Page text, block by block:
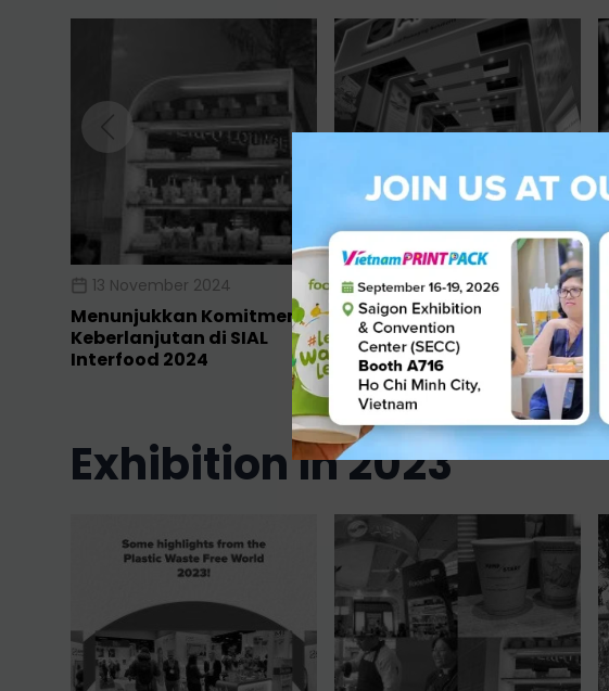
13 November 2024
Menunjukkan Komitmen
Keberlanjutan di SIAL
Interfood 2024
12 November 2024
Foopak Soroti Kemasan
Berkelanjutan di
Paperworld Middle East
2024!
exhibition in 2023